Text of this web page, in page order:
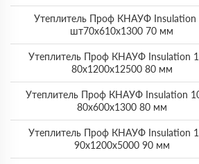
Утеплитель Проф КНАУФ Insulation
шт70х610х1300 70 мм
Утеплитель Проф КНАУФ Insulation
80х1200х12500 80 мм
Утеплитель Проф КНАУФ Insulation
80х600х1300 80 мм
Утеплитель Проф КНАУФ Insulation
90х1200х5000 90 мм